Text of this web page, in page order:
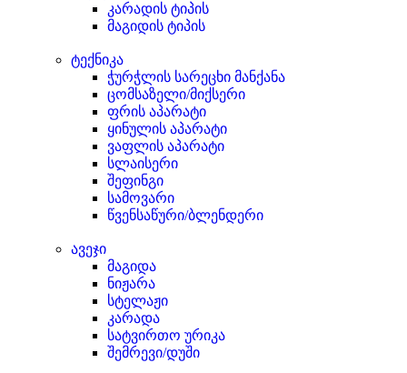
კარადის ტიპის
მაგიდის ტიპის
ტექნიკა
ჭურჭლის სარეცხი მანქანა
ცომსაზელი/მიქსერი
ფრის აპარატი
ყინულის აპარატი
ვაფლის აპარატი
სლაისერი
შეფინგი
სამოვარი
წვენსაწური/ბლენდერი
ავეჯი
მაგიდა
ნიჟარა
სტელაჟი
კარადა
სატვირთო ურიკა
შემრევი/დუში